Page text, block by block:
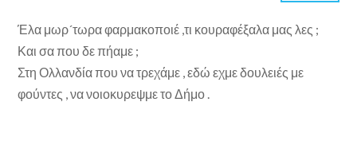
Έλα μωρ´τωρα φαρμακοποιέ ,τι κουραφέξαλα μας λες ;
Και σα που δε πήαμε ;
Στη Ολλανδία που να τρεχάμε , εδώ εχμε δουλειές με
φούντες , να νοιοκυρεψμε το Δήμο .